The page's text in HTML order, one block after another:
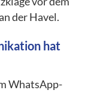
der Havel.
hat
WhatsApp-